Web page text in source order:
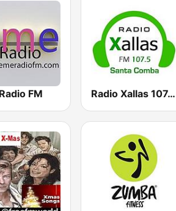
FM Radio Xallas 107.5 FM